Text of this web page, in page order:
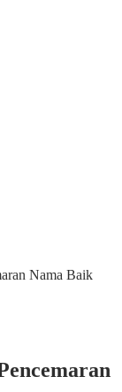
Nama Baik